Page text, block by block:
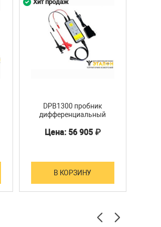
DPB1300 пробник
дифференциальный
Цена: 56 905 ₽
В КОРЗИНУ
Хит продаж